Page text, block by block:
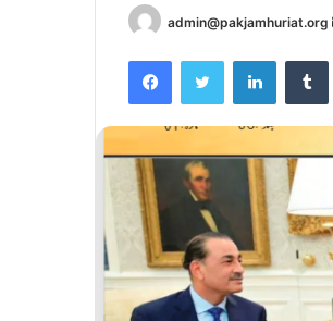
admin@pakjamhuriat.org
FacebookTwitter LinkedIn